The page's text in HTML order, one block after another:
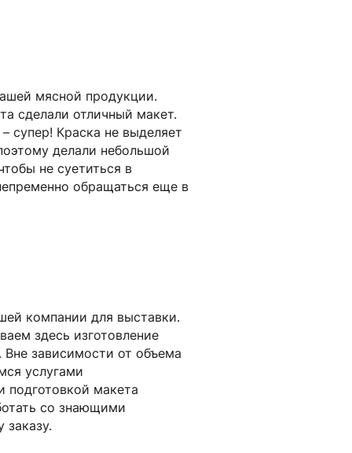
мясной продукции.
сделали отличный макет.
супер! Краска не выделяет
делали небольшой
не суетиться в
обращаться еще в
компании для выставки.
здесь изготовление
Вне зависимости от объема
услугами
подготовкой макета
со знающими